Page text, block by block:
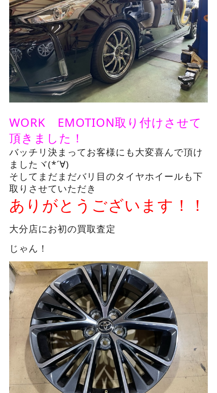
WORK EMOTION取り付けさせて
頂きました！
バッチリ決まってお客様にも大変喜んで頂け
ましたヾ(*´∀)
そしてまだまだバリ目のタイヤホイールも下
取りさせていただき
ありがとうございます！！
大分店にお初の買取査定
じゃん！